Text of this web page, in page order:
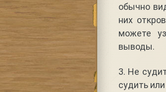
обычно
них
можете
выводы.
3. Не
судить